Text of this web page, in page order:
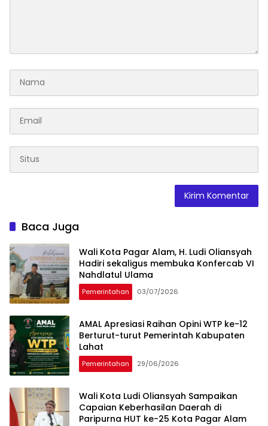
Baca Juga
Wali Kota Pagar Alam, H. Ludi Oliansyah
Hadiri sekaligus membuka Konfercab VI
Nahdlatul Ulama
Pemerintahan 03/07/2026
AMAL Apresiasi Raihan Opini WTP ke-12
Berturut-turut Pemerintah Kabupaten
Lahat
Pemerintahan 29/06/2026
Wali Kota Ludi Oliansyah Sampaikan
Capaian Keberhasilan Daerah di
Paripurna HUT ke-25 Kota Pagar Alam